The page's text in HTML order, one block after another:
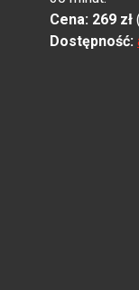
Cena: 269 zł
Dostępność: